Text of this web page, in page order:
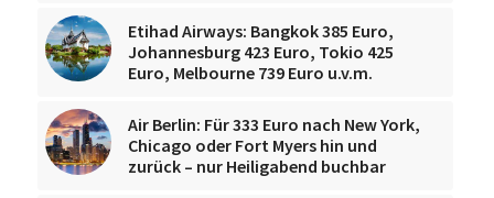
Etihad Airways: Bangkok 385 Euro,
Johannesburg 423 Euro, Tokio 425
Euro, Melbourne 739 Euro u.v.m.
Air Berlin: Für 333 Euro nach New York,
Chicago oder Fort Myers hin und
zurück – nur Heiligabend buchbar